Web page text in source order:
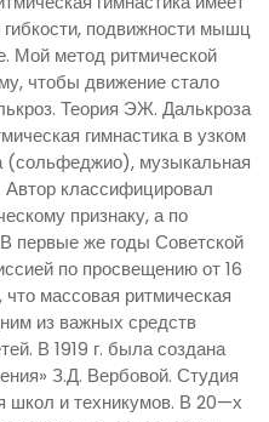
подвижности мышц
Мой метод ритмической
чтобы движение стало
Теория ЭЖ. Далькроза
гимнастика в узком
(сольфеджио), музыкальная
Автор классифицировал
признаку, а по
первые же годы Советской
по просвещению от 16
что массовая ритмическая
из важных средств
В 1919 г. была создана
З.Д. Вербовой. Студия
школ и техникумов. В 20—х